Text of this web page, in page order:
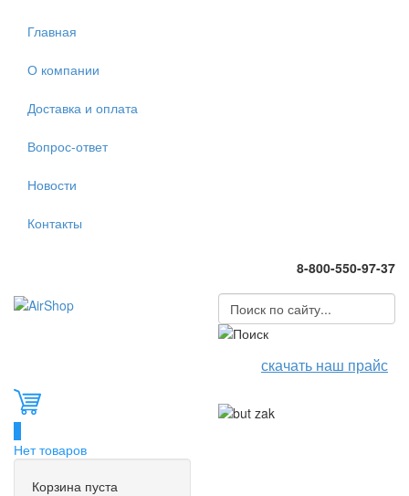
Главная
О компании
Доставка и оплата
Вопрос-ответ
Новости
Контакты
8-800-550-97-37
скачать наш прайс
Нет товаров
Корзина пуста